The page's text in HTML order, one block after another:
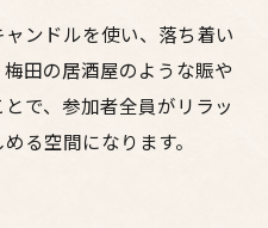
ンドルを使い、落ち着い
田の居酒屋のような賑や
で、参加者全員がリラッ
る空間になります。